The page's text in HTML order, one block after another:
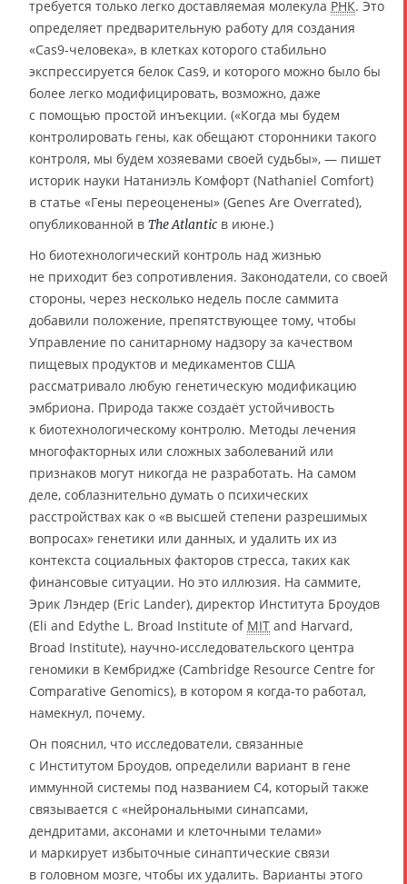
требуется только легко доставляемая молекула РНК. Это
определяет предварительную работу для создания
«Cas9-человека», в клетках которого стабильно
экспрессируется белок Cas9, и которого можно было бы
более легко модифицировать, возможно, даже
с помощью простой инъекции. («Когда мы будем
контролировать гены, как обещают сторонники такого
контроля, мы будем хозяевами своей судьбы», — пишет
историк науки Натаниэль Комфорт (Nathaniel Comfort)
в статье «Гены переоценены» (Genes Are Overrated),
опубликованной в The Atlantic в июне.)
Но биотехнологический контроль над жизнью
не приходит без сопротивления. Законодатели, со своей
стороны, через несколько недель после саммита
добавили положение, препятствующее тому, чтобы
Управление по санитарному надзору за качеством
пищевых продуктов и медикаментов США
рассматривало любую генетическую модификацию
эмбриона. Природа также создаёт устойчивость
к биотехнологическому контролю. Методы лечения
многофакторных или сложных заболеваний или
признаков могут никогда не разработать. На самом
деле, соблазнительно думать о психических
расстройствах как о «в высшей степени разрешимых
вопросах» генетики или данных, и удалить их из
контекста социальных факторов стресса, таких как
финансовые ситуации. Но это иллюзия. На саммите,
Эрик Лэндер (Eric Lander), директор Института Броудов
(Eli and Edythe L. Broad Institute of MIT and Harvard,
Broad Institute), научно-исследовательского центра
геномики в Кембридже (Cambridge Resource Centre for
Comparative Genomics), в котором я когда-то работал,
намекнул, почему.
Он пояснил, что исследователи, связанные
с Институтом Броудов, определили вариант в гене
иммунной системы под названием C4, который также
связывается с «нейрональными синапсами,
дендритами, аксонами и клеточными телами»
и маркирует избыточные синаптические связи
в головном мозге, чтобы их удалить. Варианты этого